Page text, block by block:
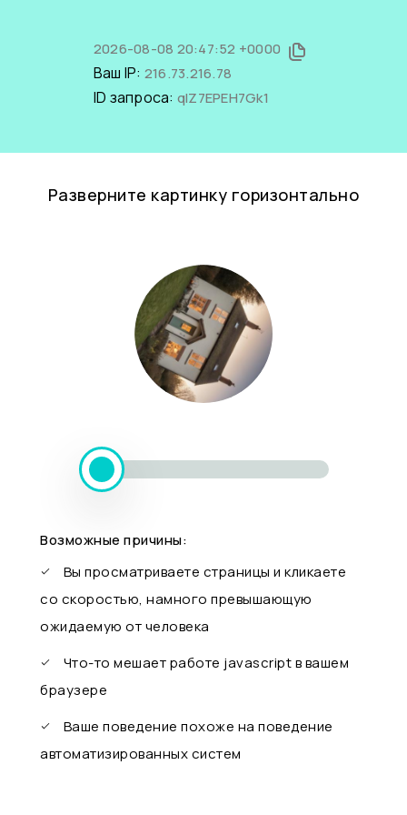
2026-08-08 20:47:52 +0000
Ваш IP: 216.73.216.78
ID запроса: qlZ7EPEH7Gk1
Разверните картинку горизонтально
Возможные причины:
Вы просматриваете страницы и кликаете
со скоростью, намного превышающую
ожидаемую от человека
Что-то мешает работе javascript в вашем
браузере
Ваше поведение похоже на поведение
автоматизированных систем